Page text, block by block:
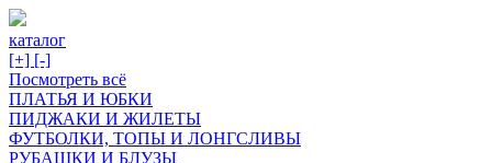
каталог
[+] [-]
Посмотреть всё
ПЛАТЬЯ И ЮБКИ
ПИДЖАКИ И ЖИЛЕТЫ
ФУТБОЛКИ, ТОПЫ И ЛОНГСЛИВЫ
РУБАШКИ И БЛУЗЫ